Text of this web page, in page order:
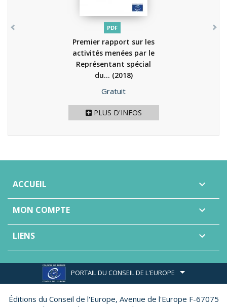
PDF
Premier rapport sur les
activités menées par le
Représentant spécial
du... (2018)
Prix
Gratuit
PLUS D'INFOS
ACCUEIL 
MON COMPTE 
LIENS 
PORTAIL DU CONSEIL DE L'EUROPE
Éditions du Conseil de l'Europe, Avenue de l'Europe F-67075